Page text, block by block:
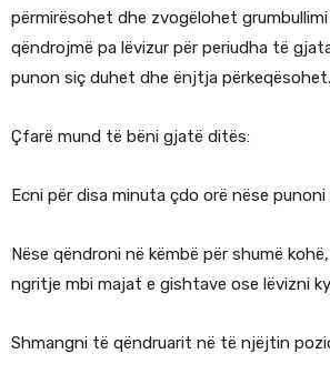
përmirësohet dhe zvogëlohet grumbullimi
qëndrojmë pa lëvizur për periudha të
punon siç duhet dhe ënjtja përkeqësohet.
Çfarë mund të bëni gjatë ditës:
Ecni për disa minuta çdo orë nëse punoni
Nëse qëndroni në këmbë për shumë
ngritje mbi majat e gishtave ose lëvizni
Shmangni të qëndruarit në të njëjtin